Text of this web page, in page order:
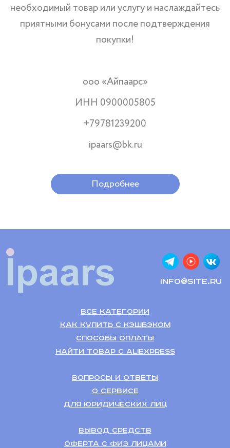
необходимый товар или услугу и наслаждайтесь
приятными бонусами после подтверждения
покупки!
ооо «Айпаарс»
ИНН 0900005805
+79781239200
ipaars@bk.ru
Подробнее
Все категории
Как купить с кэшбэком
Способы оплаты
Найти товар с Aliexpress
Вопросы и ответы
О сервисе
Для Юридических лиц
Вывод средств
Оферта с физ лицами
info@site.ru